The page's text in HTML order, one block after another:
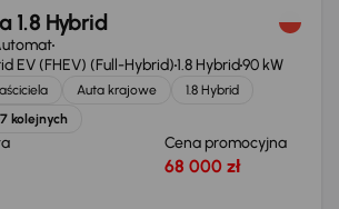
1.8 Hybrid
EV (FHEV) (Full-Hybrid)1.8 Hybrid90 kW
Auta krajowe
1.8 Hybrid
kolejnych
Cena promocyjna
68 000 zł